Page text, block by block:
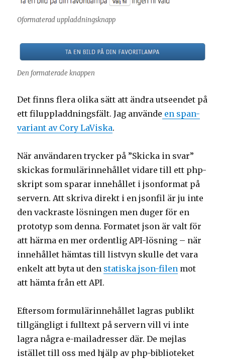
Oformaterad uppladdningsknapp
Den formaterade knappen
Det finns flera olika sätt att ändra utseendet på
ett filuppladdningsfält. Jag använde en span-
variant av Cory LaViska.
När användaren trycker på ”Skicka in svar”
skickas formulärinnehållet vidare till ett php-
skript som sparar innehållet i jsonformat på
servern. Att skriva direkt i en jsonfil är ju inte
den vackraste lösningen men duger för en
prototyp som denna. Formatet json är valt för
att härma en mer ordentlig API-lösning – när
innehållet hämtas till listvyn skulle det vara
enkelt att byta ut den statiska json-filen mot
att hämta från ett API.
Eftersom formulärinnehållet lagras publikt
tillgängligt i fulltext på servern vill vi inte
lagra några e-mailadresser där. De mejlas
istället till oss med hjälp av php-biblioteket